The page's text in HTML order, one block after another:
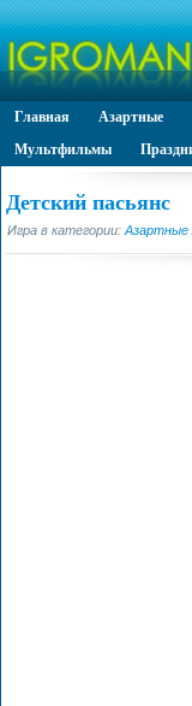
Главная Азартные
Мультфильмы
Детский пасьянс
Игра в категории: Азартные